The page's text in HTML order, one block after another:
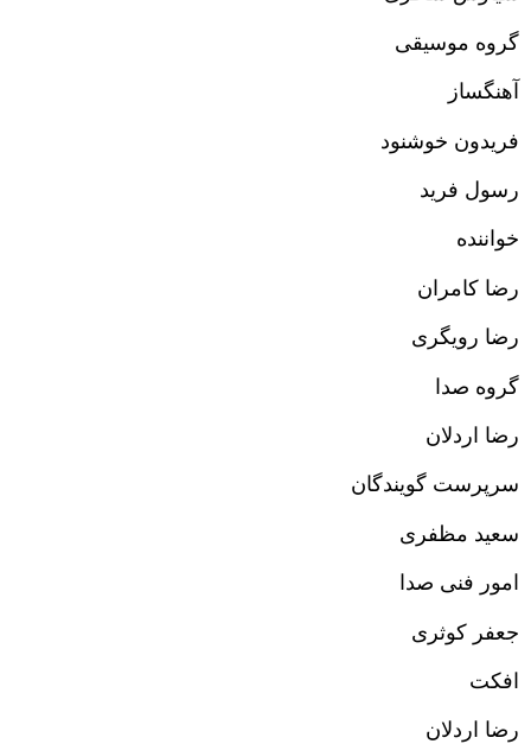
گروه موسیقی
آهنگساز
فریدون خوشنود
رسول فرید
خواننده
رضا کامران
رضا رویگری
گروه صدا
رضا اردلان
سرپرست گویندگان
سعید مظفری
امور فنی صدا
جعفر کوثری
افکت
رضا اردلان